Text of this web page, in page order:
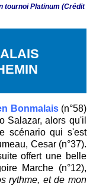
tournoi Platinum (Crédit
Bonmalais(n°58)
Salazar, alors qu'il
scénario qui s'est
Cesar (n°37).
offert une belle
Marche (n°12),
rythme, et de mon